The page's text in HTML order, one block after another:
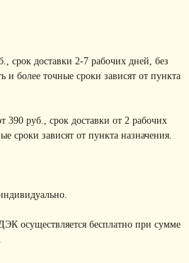
срок доставки 2-7 рабочих дней, без
и более точные сроки зависят от пункта
390 руб., срок доставки от 2 рабочих
сроки зависят от пункта назначения.
осуществляется бесплатно при сумме